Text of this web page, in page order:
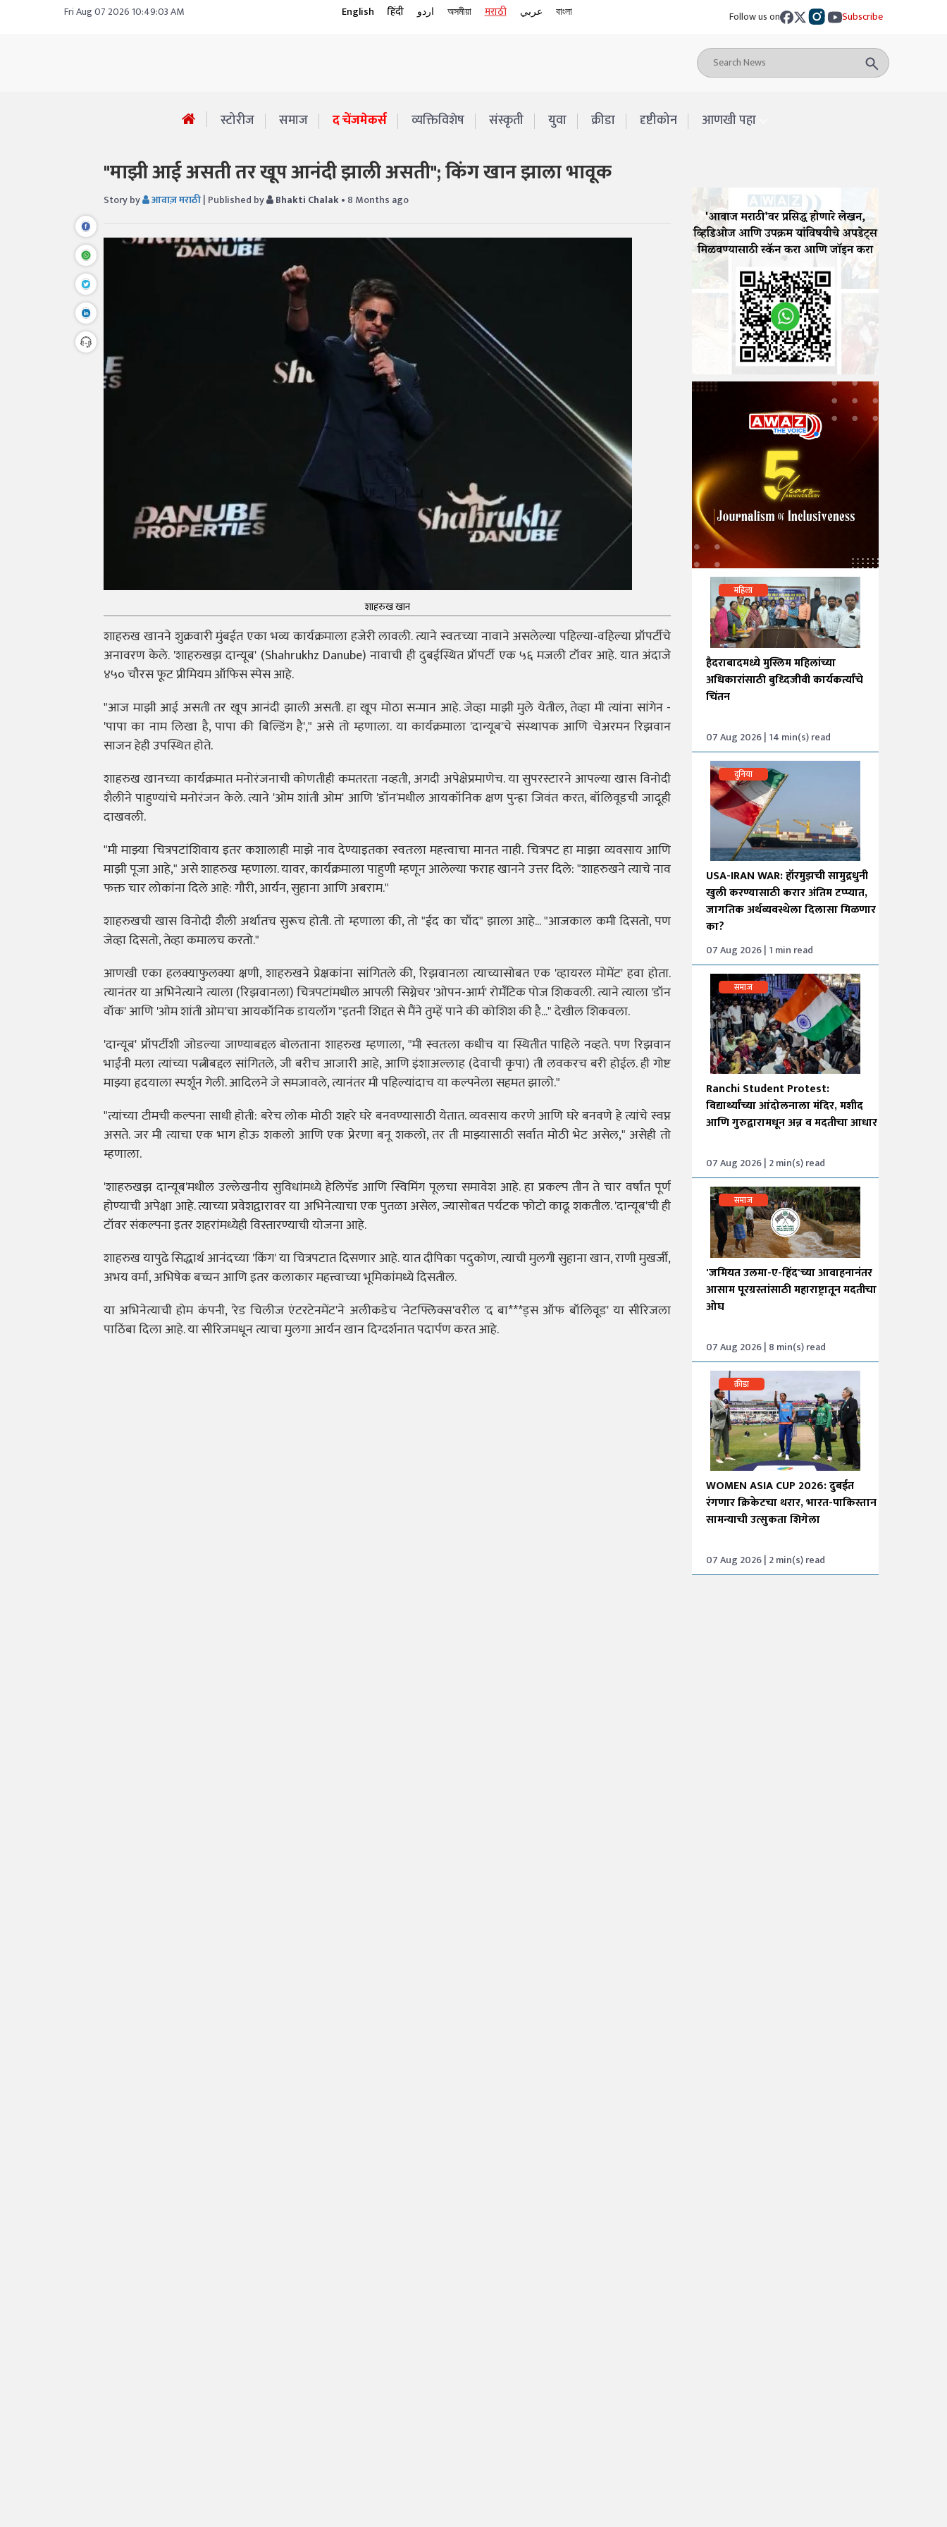
Fri Aug 07 2026 10:49:03 AM English हिंदी اردو অসমীয়া मराठी عربي বাংলা Follow us on Subscribe
स्टोरीज समाज द चेंजमेकर्स व्यक्तिविशेष संस्कृती युवा क्रीडा दृष्टीकोन आणखी पहा
"माझी आई असती तर खूप आनंदी झाली असती"; किंग खान झाला भावूक
Story by आवाज़ मराठी| Published by Bhakti Chalak• 8 Months ago
शाहरुख खान
शाहरुख खानने शुक्रवारी मुंबईत एका भव्य कार्यक्रमाला हजेरी लावली. त्याने स्वतःच्या नावाने असलेल्या पहिल्या-वहिल्या प्रॉपर्टीचे
अनावरण केले. 'शाहरुखझ दान्यूब' (Shahrukhz Danube) नावाची ही दुबईस्थित प्रॉपर्टी एक ५६ मजली टॉवर आहे. यात अंदाजे
४५० चौरस फूट प्रीमियम ऑफिस स्पेस आहे.
"आज माझी आई असती तर खूप आनंदी झाली असती. हा खूप मोठा सन्मान आहे. जेव्हा माझी मुले येतील, तेव्हा मी त्यांना सांगेन -
'पापा का नाम लिखा है, पापा की बिल्डिंग है'," असे तो म्हणाला. या कार्यक्रमाला 'दान्यूब'चे संस्थापक आणि चेअरमन रिझवान
साजन हेही उपस्थित होते.
शाहरुख खानच्या कार्यक्रमात मनोरंजनाची कोणतीही कमतरता नव्हती, अगदी अपेक्षेप्रमाणेच. या सुपरस्टारने आपल्या खास विनोदी
शैलीने पाहुण्यांचे मनोरंजन केले. त्याने 'ओम शांती ओम' आणि 'डॉन'मधील आयकॉनिक क्षण पुन्हा जिवंत करत, बॉलिवूडची जादूही
दाखवली.
"मी माझ्या चित्रपटांशिवाय इतर कशालाही माझे नाव देण्याइतका स्वतःला महत्त्वाचा मानत नाही. चित्रपट हा माझा व्यवसाय आणि
माझी पूजा आहे," असे शाहरुख म्हणाला. यावर, कार्यक्रमाला पाहुणी म्हणून आलेल्या फराह खानने उत्तर दिले: "शाहरुखने त्याचे नाव
फक्त चार लोकांना दिले आहे: गौरी, आर्यन, सुहाना आणि अबराम."
शाहरुखची खास विनोदी शैली अर्थातच सुरूच होती. तो म्हणाला की, तो "ईद का चाँद" झाला आहे... "आजकाल कमी दिसतो, पण
जेव्हा दिसतो, तेव्हा कमालच करतो."
आणखी एका हलक्याफुलक्या क्षणी, शाहरुखने प्रेक्षकांना सांगितले की, रिझवानला त्याच्यासोबत एक 'व्हायरल मोमेंट' हवा होता.
त्यानंतर या अभिनेत्याने त्याला (रिझवानला) चित्रपटांमधील आपली सिग्नेचर 'ओपन-आर्म' रोमँटिक पोज शिकवली. त्याने त्याला 'डॉन
वॉक' आणि 'ओम शांती ओम'चा आयकॉनिक डायलॉग "इतनी शिद्दत से मैंने तुम्हें पाने की कोशिश की है..." देखील शिकवला.
'दान्यूब' प्रॉपर्टीशी जोडल्या जाण्याबद्दल बोलताना शाहरुख म्हणाला, "मी स्वतःला कधीच या स्थितीत पाहिले नव्हते. पण रिझवान
भाईंनी मला त्यांच्या पत्नीबद्दल सांगितले, जी बरीच आजारी आहे, आणि इंशाअल्लाह (देवाची कृपा) ती लवकरच बरी होईल. ही गोष्ट
माझ्या हृदयाला स्पर्शून गेली. आदिलने जे समजावले, त्यानंतर मी पहिल्यांदाच या कल्पनेला सहमत झालो."
"त्यांच्या टीमची कल्पना साधी होती: बरेच लोक मोठी शहरे घरे बनवण्यासाठी येतात. व्यवसाय करणे आणि घरे बनवणे हे त्यांचे स्वप्न
असते. जर मी त्याचा एक भाग होऊ शकलो आणि एक प्रेरणा बनू शकलो, तर ती माझ्यासाठी सर्वात मोठी भेट असेल," असेही तो
म्हणाला.
'शाहरुखझ दान्यूब'मधील उल्लेखनीय सुविधांमध्ये हेलिपॅड आणि स्विमिंग पूलचा समावेश आहे. हा प्रकल्प तीन ते चार वर्षांत पूर्ण
होण्याची अपेक्षा आहे. त्याच्या प्रवेशद्वारावर या अभिनेत्याचा एक पुतळा असेल, ज्यासोबत पर्यटक फोटो काढू शकतील. 'दान्यूब'ची ही
टॉवर संकल्पना इतर शहरांमध्येही विस्तारण्याची योजना आहे.
शाहरुख यापुढे सिद्धार्थ आनंदच्या 'किंग' या चित्रपटात दिसणार आहे. यात दीपिका पदुकोण, त्याची मुलगी सुहाना खान, राणी मुखर्जी,
अभय वर्मा, अभिषेक बच्चन आणि इतर कलाकार महत्त्वाच्या भूमिकांमध्ये दिसतील.
या अभिनेत्याची होम कंपनी, 'रेड चिलीज एंटरटेनमेंट'ने अलीकडेच 'नेटफ्लिक्स'वरील 'द बा***ड्स ऑफ बॉलिवूड' या सीरिजला
पाठिंबा दिला आहे. या सीरिजमधून त्याचा मुलगा आर्यन खान दिग्दर्शनात पदार्पण करत आहे.
महिला
हैदराबादमध्ये मुस्लिम महिलांच्या
अधिकारांसाठी बुध्दिजीवी कार्यकर्त्यांचे
चिंतन
07 Aug 2026 | 14 min(s) read
दुनिया
USA-IRAN WAR: हॉरमुझची सामुद्रधुनी
खुली करण्यासाठी करार अंतिम टप्प्यात,
जागतिक अर्थव्यवस्थेला दिलासा मिळणार
का?
07 Aug 2026 | 1 min read
समाज
Ranchi Student Protest:
विद्यार्थ्यांच्या आंदोलनाला मंदिर, मशीद
आणि गुरुद्वारामधून अन्न व मदतीचा आधार
07 Aug 2026 | 2 min(s) read
समाज
'जमियत उलमा-ए-हिंद'च्या आवाहनानंतर
आसाम पूरग्रस्तांसाठी महाराष्ट्रातून मदतीचा
ओघ
07 Aug 2026 | 8 min(s) read
क्रीडा
WOMEN ASIA CUP 2026: दुबईत
रंगणार क्रिकेटचा थरार, भारत-पाकिस्तान
सामन्याची उत्सुकता शिगेला
07 Aug 2026 | 2 min(s) read